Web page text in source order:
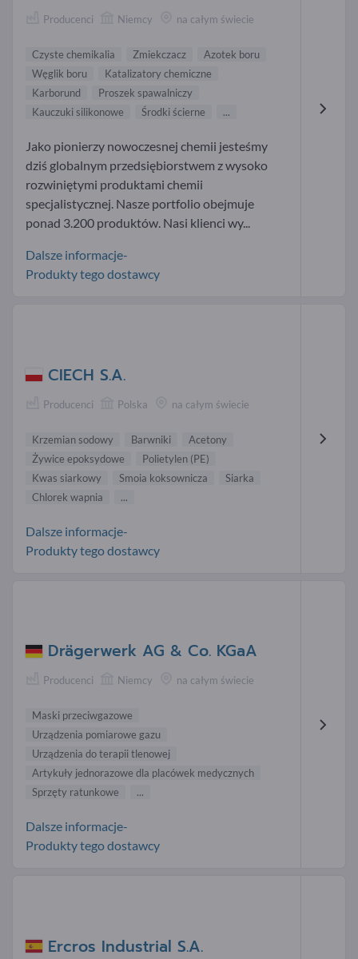
Producenci Niemcy na całym świecie
Czyste chemikalia Zmiekczacz
Azotek boru
Węglik boru
Katalizatory chemiczne
Karborund
Proszek spawalniczy
Kauczuki silikonowe
Środki ścierne ...
Jako pionierzy nowoczesnej chemii jesteśmy
dziś globalnym przedsiębiorstwem z wysoko
rozwiniętymi produktami chemii
specjalistycznej. Nasze portfolio obejmuje
ponad 3.200 produktów. Nasi klienci wy...
Dalsze informacje-
Produkty tego dostawcy
CIECH S.A.
Producenci Polska na całym świecie
Krzemian sodowy Barwniki
Acetony
Żywice epoksydowe
Polietylen (PE)
Kwas siarkowy
Smoia koksownicza
Siarka
Chlorek wapnia
...
Dalsze informacje-
Produkty tego dostawcy
Drägerwerk AG & Co. KGaA
Producenci Niemcy na całym świecie
Maski przeciwgazowe
Urządzenia pomiarowe gazu
Urządzenia do terapii tlenowej
Artykuły jednorazowe dla placówek medycznych
Sprzęty ratunkowe
...
Dalsze informacje-
Produkty tego dostawcy
Ercros Industrial S.A.